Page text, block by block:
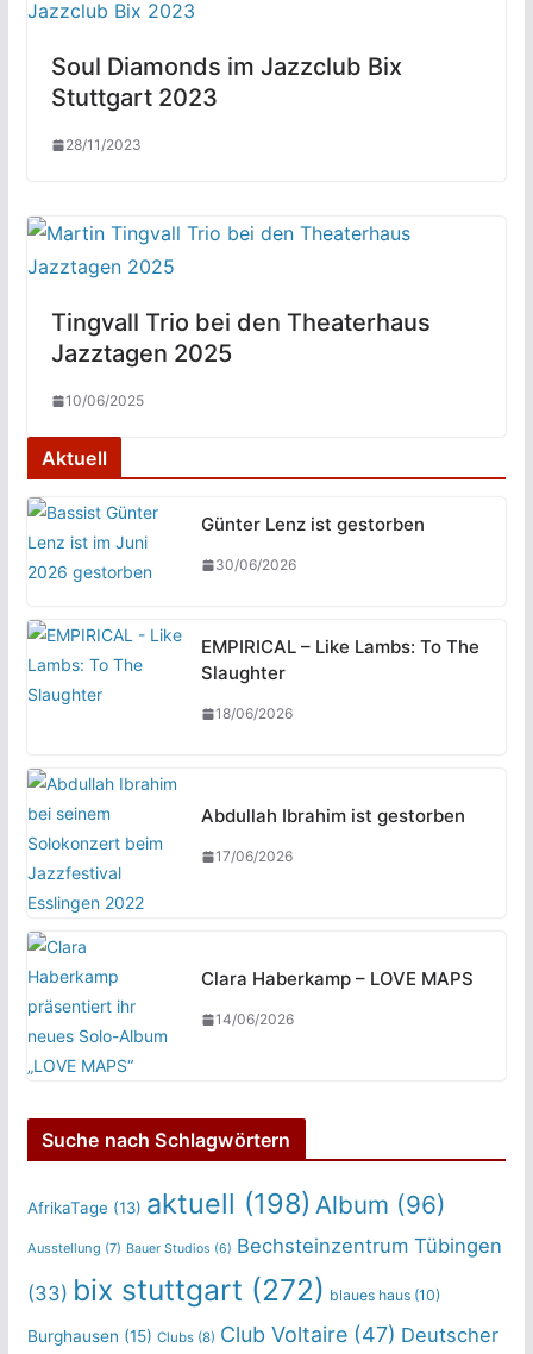
Soul Diamonds im Jazzclub Bix
Stuttgart 2023
28/11/2023
Tingvall Trio bei den Theaterhaus
Jazztagen 2025
10/06/2025
Aktuell
Günter Lenz ist gestorben
30/06/2026
EMPIRICAL – Like Lambs: To The
Slaughter
18/06/2026
Abdullah Ibrahim ist gestorben
17/06/2026
Clara Haberkamp – LOVE MAPS
14/06/2026
Suche nach Schlagwörtern
AfrikaTage (13) aktuell (198) Album (96)
Ausstellung (7) Bauer Studios (6) Bechsteinzentrum Tübingen
(33) bix stuttgart (272) blaues haus(10)
Burghausen (15) Clubs(8) Club Voltaire(47) Deutscher